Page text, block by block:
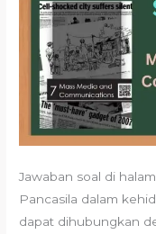
Jawaban soal di
Pancasila dalam
dapat dihubungkan